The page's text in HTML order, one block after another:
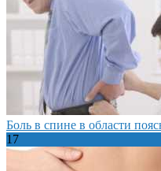
Боль в спине в области
17